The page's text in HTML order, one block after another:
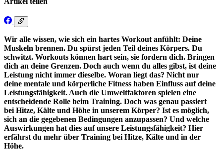
Wir alle wissen, wie sich ein hartes Workout anfühlt: Deine
Muskeln brennen. Du spürst jeden Teil deines Körpers. Du
schwitzt. Workouts können hart sein, sie fordern dich. Bringen
dich an deine Grenzen. Doch auch wenn du alles gibst, ist deine
Leistung nicht immer dieselbe. Woran liegt das? Nicht nur
deine mentale und körperliche Fitness haben Einfluss auf deine
Leistungsfähigkeit. Auch die Umweltfaktoren spielen eine
entscheidende Rolle beim Training. Doch was genau passiert
bei Hitze, Kälte und Höhe in unserem Körper? Ist es möglich,
sich an die gegebenen Bedingungen anzupassen? Und welche
Auswirkungen hat dies auf unsere Leistungsfähigkeit? Hier
erfährst du mehr über Training bei Hitze, Kälte und in der
Höhe.